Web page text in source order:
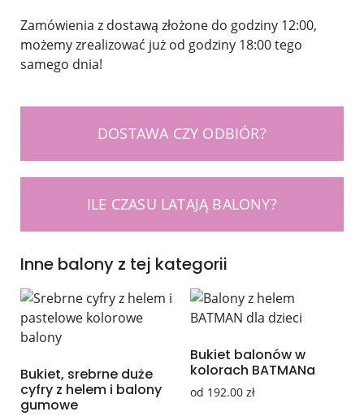
Zamówienia z dostawą złożone do godziny 12:00,
możemy zrealizować już od godziny 18:00 tego
samego dnia!
DOSTAWA CZY ODBIÓR?
ILE CZASU LATAJĄ BALONY?
Inne balony z tej kategorii
Bukiet, srebrne duże
cyfry z helem i balony
gumowe
Bukiet balonów w
kolorach BATMANa
od 192.00 zł